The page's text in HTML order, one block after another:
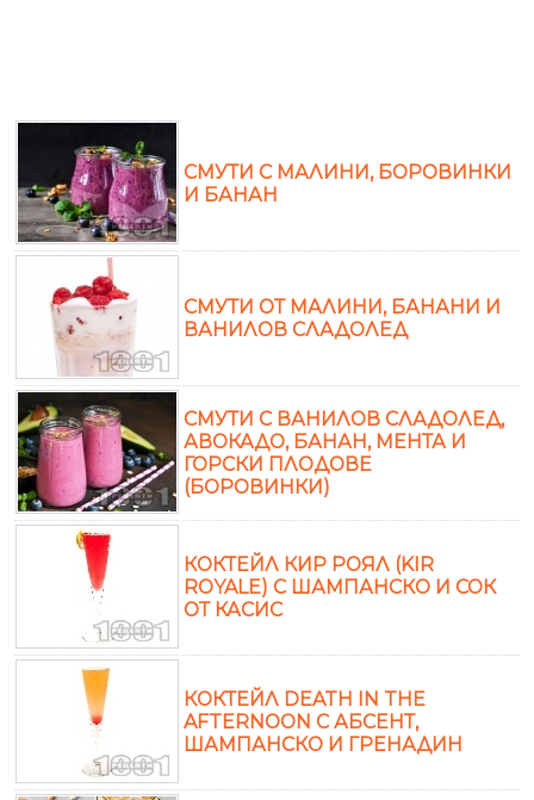
СМУТИ С МАЛИНИ, БОРОВИНКИ
И БАНАН
СМУТИ ОТ МАЛИНИ, БАНАНИ И
ВАНИЛОВ СЛАДОЛЕД
СМУТИ С ВАНИЛОВ СЛАДОЛЕД,
АВОКАДО, БАНАН, МЕНТА И
ГОРСКИ ПЛОДОВЕ
(БОРОВИНКИ)
КОКТЕЙЛ КИР РОЯЛ (KIR
ROYALE) С ШАМПАНСКО И СОК
ОТ КАСИС
КОКТЕЙЛ DEATH IN THE
AFTERNOON С АБСЕНТ,
ШАМПАНСКО И ГРЕНАДИН